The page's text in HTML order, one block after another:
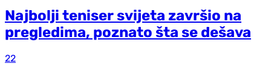
Najbolji teniser svijeta završio na
pregledima, poznato šta se dešava
22